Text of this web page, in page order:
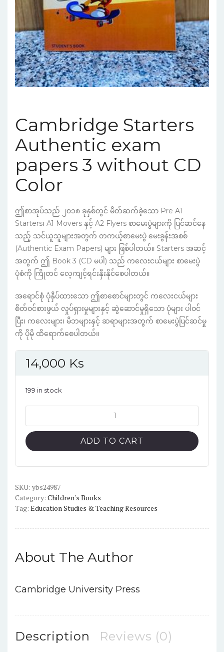
Cambridge Starters
Authentic exam
papers 3 without CD
Color
ဤစာအုပ်သည် ၂၀၁၈ ခုနှစ်တွင် မိတ်ဆက်ခဲ့သော Pre A1
Starters၊ A1 Movers နှင့် A2 Flyers စာမေးပွဲများကို ပြင်ဆင်နေ
သည့် သင်ယူသူများအတွက် တကယ့်စာမေးပွဲ မေးခွန်းအစစ်
(Authentic Exam Papers) များ ဖြစ်ပါတယ်။ Starters အဆင့်
အတွက် ဤ Book 3 (CD မပါ) သည် ကလေးငယ်များ စာမေးပွဲ
ပုံစံကို ကြိုတင် လေ့ကျင့်ရင်းနှီးနိုင်စေပါတယ်။
အရောင်စုံ ပုံနှိပ်ထားသော ဤစာစောင်များတွင် ကလေးငယ်များ
စိတ်ဝင်စားဖွယ် လှုပ်ရှားမှုများနှင့် ဆွဲဆောင်မှုရှိသော ပုံများ ပါဝင်
ပြီး၊ ကလေးများ၊ မိဘများနှင့် ဆရာများအတွက် စာမေးပွဲပြင်ဆင်မှု
ကို ပိုမို ထိရောက်စေပါတယ်။
14,000 Ks
199 in stock
Starters
Authentic
exam
without
CD
Color
ADD TO CART
SKU: ybs24987
Category: Children's Books
Tag: Education Studies & Teaching Resources
About The Author
Cambridge University Press
Description Reviews (0)